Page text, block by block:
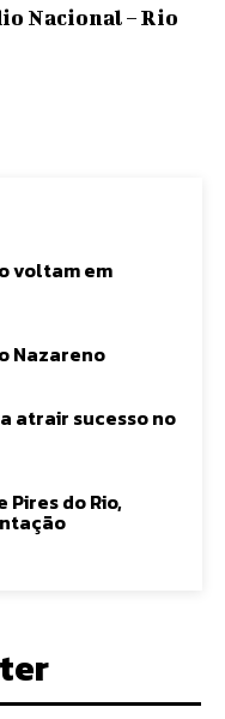
Nacional – Rio
voltam em
Nazareno
atrair sucesso no
do Rio,